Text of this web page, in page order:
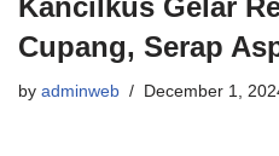
Kancilkus Gelar
Cupang, Serap
by adminweb December 1,